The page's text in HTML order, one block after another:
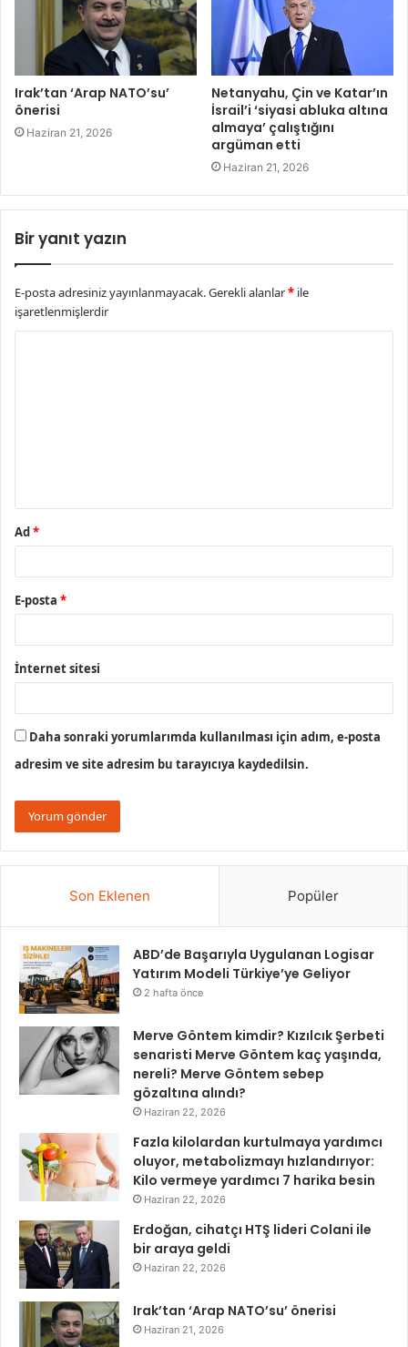
Irak’tan ‘Arap NATO’su’
önerisi
Haziran 21, 2026
Netanyahu, Çin ve Katar’ın
İsrail’i ‘siyasi abluka altına
almaya’ çalıştığını
argüman etti
Haziran 21, 2026
Bir yanıt yazın
E-posta adresiniz yayınlanmayacak.Gerekli alanlar* ile
işaretlenmişlerdir
Ad*
E-posta *
İnternet sitesi
Daha sonraki yorumlarımda kullanılması için adım, e-posta
adresim ve site adresim bu tarayıcıya kaydedilsin.
Son Eklenen Popüler
ABD’de Başarıyla Uygulanan Logisar
Yatırım Modeli Türkiye’ye Geliyor
2 hafta önce
Merve Göntem kimdir? Kızılcık Şerbeti
senaristi Merve Göntem kaç yaşında,
nereli? Merve Göntem sebep
gözaltına alındı?
Haziran 22, 2026
Fazla kilolardan kurtulmaya yardımcı
oluyor, metabolizmayı hızlandırıyor:
Kilo vermeye yardımcı 7 harika besin
Haziran 22, 2026
Erdoğan, cihatçı HTŞ lideri Colani ile
bir araya geldi
Haziran 22, 2026
Irak’tan ‘Arap NATO’su’ önerisi
Haziran 21, 2026